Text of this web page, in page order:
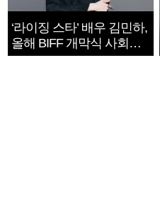
‘라이징 스타’ 배우 김민하,
올해 BIFF 개막식 사회자
확정